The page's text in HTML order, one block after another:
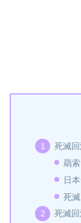
死滅
羂
日
死
死滅